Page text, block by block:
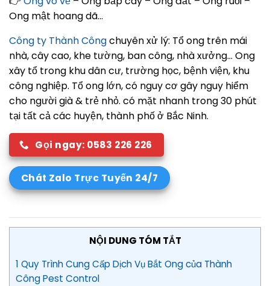
Ong mật hoang dã…
Công ty Thành Côngchuyên xử lý: Tổ ong trên mái
nhà, cây cao, khe tường, ban công, nhà xưởng… Ong
xây tổ trong khu dân cư, trường học, bệnh viện, khu
công nghiệp. Tổ ong lớn, có nguy cơ gây nguy hiểm
cho người già & trẻ nhỏ. có mặt nhanh trong 30 phút
tại tất cả các huyện, thành phố ở Bắc Ninh.
Gọi ngay: 0583 226 226
Chát Zalo Trực Tuyến 24/7
NỘI DUNG TÓM TẮT
1 Quy Trình Cung Cấp Dịch Vụ Bắt Ong của Thành
Công Pest Control